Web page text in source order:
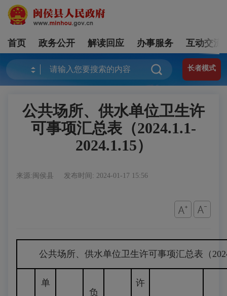
首页 政务公开 解读回应 办事服务 互动交流
长者模式
公共场所、供水单位卫生许
可事项汇总表（2024.1.1-
2024.1.15）
来源:闽侯县 发布时间: 2024-01-17 15:56
公共场所、供水单位卫生许可事项汇总表（
单
负
许